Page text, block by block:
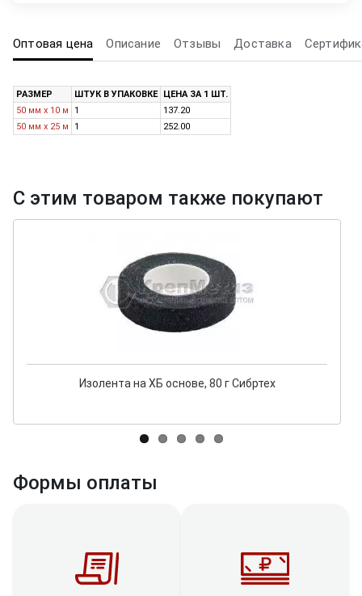
Оптовая цена Описание Отзывы Доставка
РАЗМЕР ШТУК В УПАКОВКЕ
ЦЕНА ЗА 1 ШТ.
50 мм х 10 м
1
137.20
50 мм х 25 м
1 252.00
С этим товаром также покупают
Изолента на ХБ основе, 80 г Сибртех
Формы оплаты